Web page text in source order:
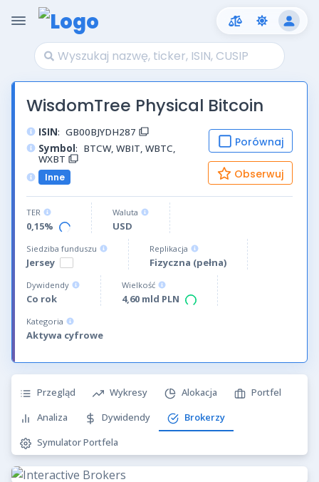
WisdomTree Physical Bitcoin
ISIN: GB00BJYDH287
Symbol: BTCW, WBIT, WBTC,
WXBT
Inne
Porównaj
Obserwuj
TER
0,15%
Waluta
USD
Siedziba funduszu
Jersey
Replikacja
Fizyczna (pełna)
Dywidendy
Co rok
Wielkość
4,60 mld PLN
Kategoria
Aktywa cyfrowe
Przegląd Wykresy Alokacja
Portfel
Analiza
Dywidendy
Brokerzy
Symulator Portfela